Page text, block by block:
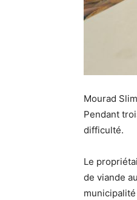
Mourad
Pendant
difficulté.
Le
de viande